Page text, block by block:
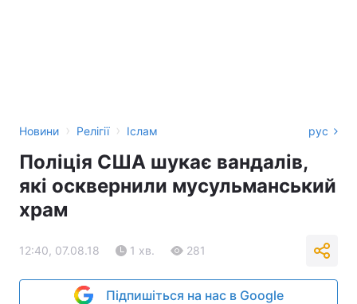
Новини › Релігії › Іслам рус
Поліція США шукає вандалів,
які осквернили мусульманський
храм
12:40, 07.08.18 1 хв. 281
Підпишіться на нас в Google